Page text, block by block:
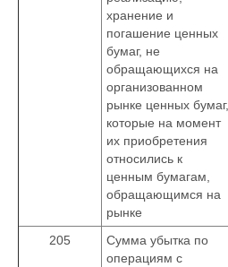
хранение и
погашение ценных
бумаг, не
обращающихся на
организованном
рынке ценных бумаг,
которые на момент
их приобретения
относились к
ценным бумагам,
обращающимся на
рынке
205
Сумма убытка по
операциям с